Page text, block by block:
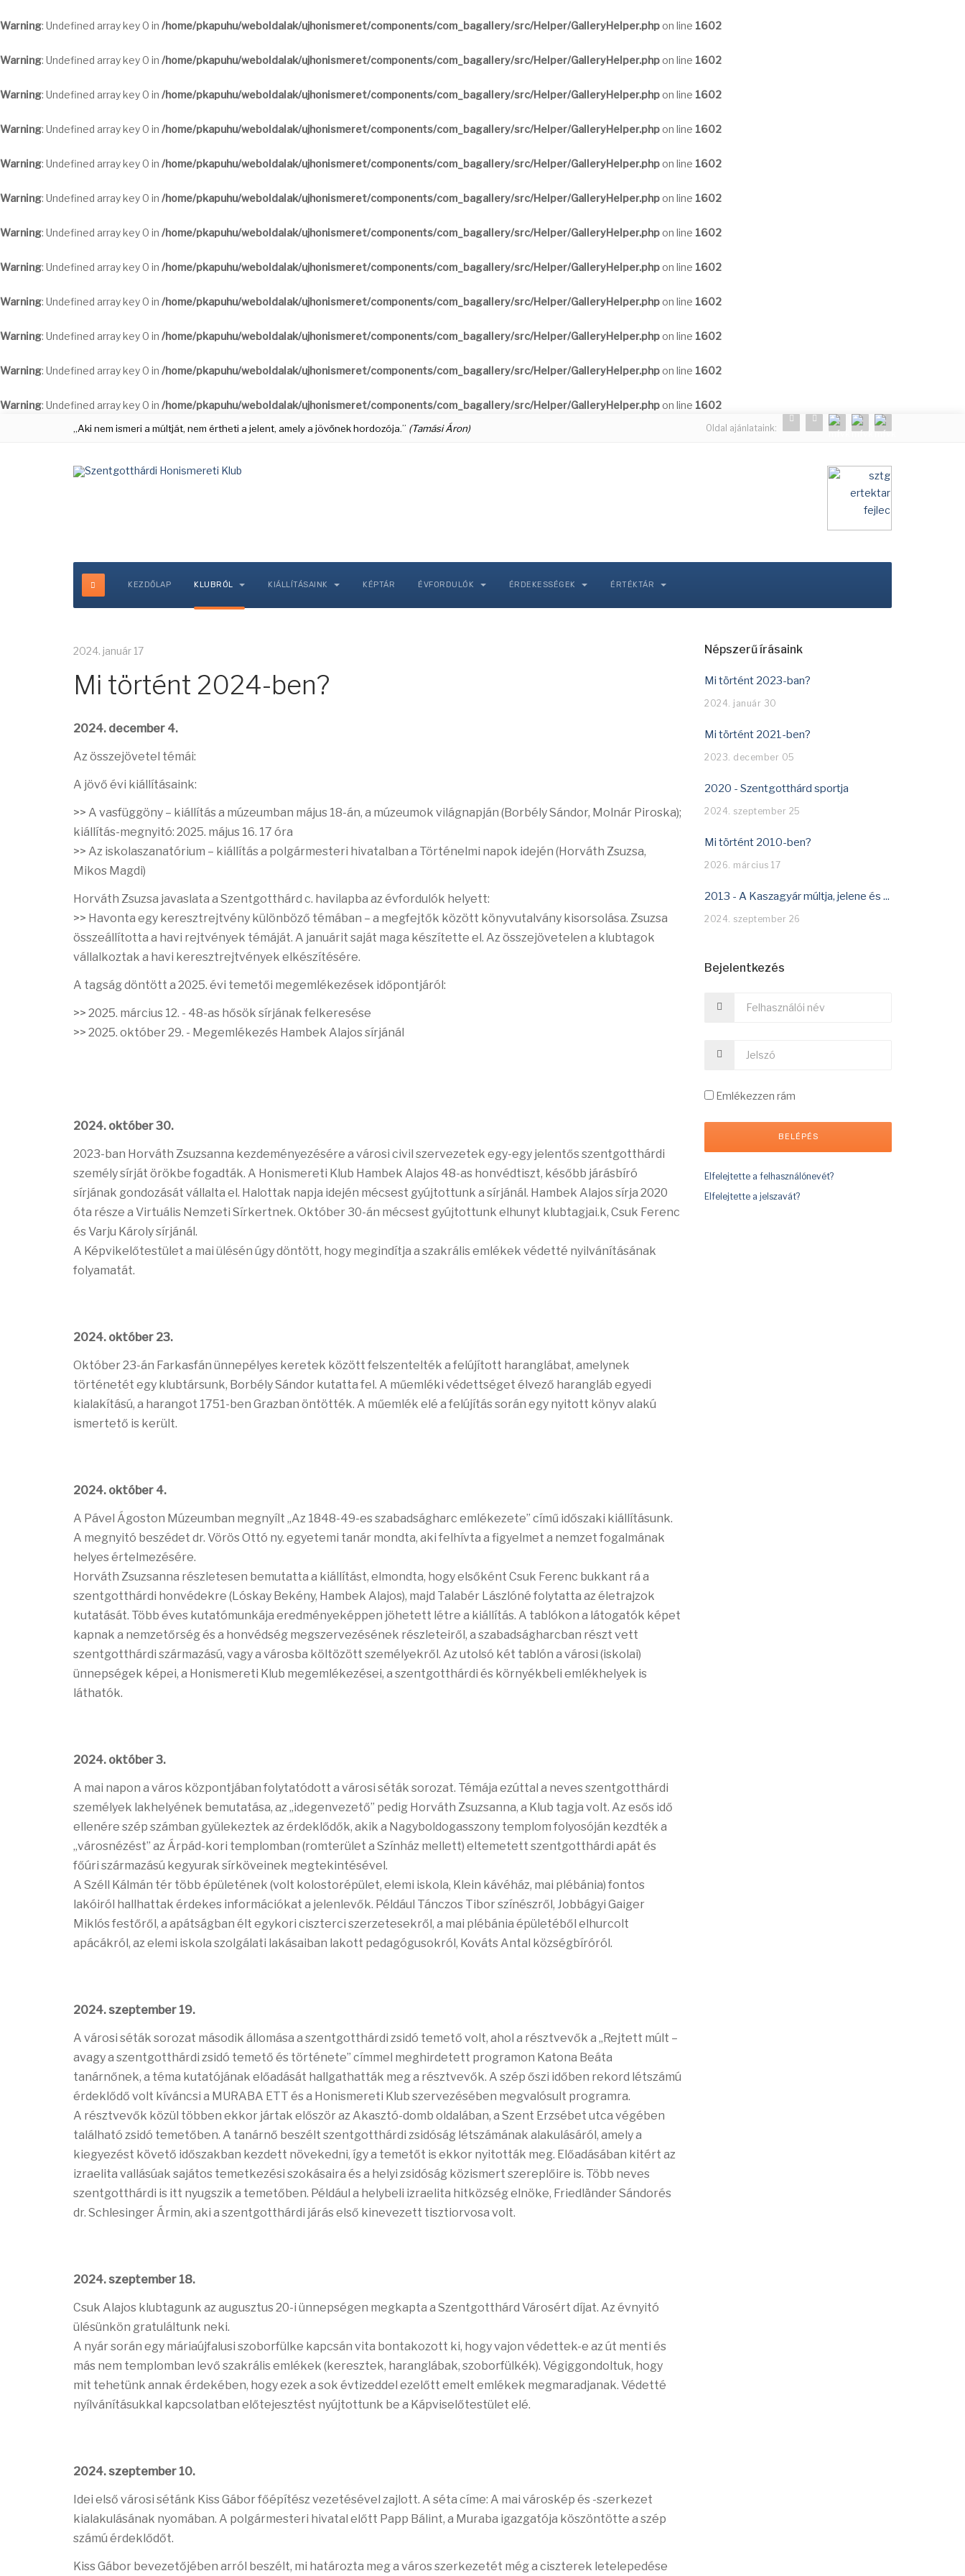
Warning: Undefined array key 0 in /home/pkapuhu/weboldalak/ujhonismeret/components/com_bagallery/src/Helper/GalleryHelper.php on line 1602
Warning: Undefined array key 0 in /home/pkapuhu/weboldalak/ujhonismeret/components/com_bagallery/src/Helper/GalleryHelper.php on line 1602
Warning: Undefined array key 0 in /home/pkapuhu/weboldalak/ujhonismeret/components/com_bagallery/src/Helper/GalleryHelper.php on line 1602
Warning: Undefined array key 0 in /home/pkapuhu/weboldalak/ujhonismeret/components/com_bagallery/src/Helper/GalleryHelper.php on line 1602
Warning: Undefined array key 0 in /home/pkapuhu/weboldalak/ujhonismeret/components/com_bagallery/src/Helper/GalleryHelper.php on line 1602
Warning: Undefined array key 0 in /home/pkapuhu/weboldalak/ujhonismeret/components/com_bagallery/src/Helper/GalleryHelper.php on line 1602
Warning: Undefined array key 0 in /home/pkapuhu/weboldalak/ujhonismeret/components/com_bagallery/src/Helper/GalleryHelper.php on line 1602
Warning: Undefined array key 0 in /home/pkapuhu/weboldalak/ujhonismeret/components/com_bagallery/src/Helper/GalleryHelper.php on line 1602
Warning: Undefined array key 0 in /home/pkapuhu/weboldalak/ujhonismeret/components/com_bagallery/src/Helper/GalleryHelper.php on line 1602
Warning: Undefined array key 0 in /home/pkapuhu/weboldalak/ujhonismeret/components/com_bagallery/src/Helper/GalleryHelper.php on line 1602
Warning: Undefined array key 0 in /home/pkapuhu/weboldalak/ujhonismeret/components/com_bagallery/src/Helper/GalleryHelper.php on line 1602
Warning: Undefined array key 0 in /home/pkapuhu/weboldalak/ujhonismeret/components/com_bagallery/src/Helper/GalleryHelper.php on line 1602
„Aki nem ismeri a múltját, nem értheti a jelent, amely a jövőnek hordozója.” (Tamási Áron) Oldal ajánlataink:
KEZDŐLAP KLUBRÓL KIÁLLÍTÁSAINK KÉPTÁR ÉVFORDULÓK ÉRDEKESSÉGEK ÉRTÉKTÁR
2024. január 17
Mi történt 2024-ben?
2024. december 4.
Az összejövetel témái:
A jövő évi kiállításaink:
>> A vasfüggöny – kiállítás a múzeumban május 18-án, a múzeumok világnapján (Borbély Sándor, Molnár Piroska);
kiállítás-megnyitó: 2025. május 16. 17 óra
>> Az iskolaszanatórium – kiállítás a polgármesteri hivatalban a Történelmi napok idején (Horváth Zsuzsa,
Mikos Magdi)
Horváth Zsuzsa javaslata a Szentgotthárd c. havilapba az évfordulók helyett:
>> Havonta egy keresztrejtvény különböző témában – a megfejtők között könyvutalvány kisorsolása. Zsuzsa
összeállította a havi rejtvények témáját. A januárit saját maga készítette el. Az összejövetelen a klubtagok
vállalkoztak a havi keresztrejtvények elkészítésére.
A tagság döntött a 2025. évi temetői megemlékezések időpontjáról:
>> 2025. március 12. - 48-as hősök sírjának felkeresése
>> 2025. október 29. - Megemlékezés Hambek Alajos sírjánál
2024. október 30.
2023-ban Horváth Zsuzsanna kezdeményezésére a városi civil szervezetek egy-egy jelentős szentgotthárdi
személy sírját örökbe fogadták. A Honismereti Klub Hambek Alajos 48-as honvédtiszt, később járásbíró
sírjának gondozását vállalta el. Halottak napja idején mécsest gyújtottunk a sírjánál. Hambek Alajos sírja 2020
óta része a Virtuális Nemzeti Sírkertnek. Október 30-án mécsest gyújtottunk elhunyt klubtagjai.k, Csuk Ferenc
és Varju Károly sírjánál.
A Képvikelőtestület a mai ülésén úgy döntött, hogy megindítja a szakrális emlékek védetté nyilvánításának
folyamatát.
2024. október 23.
Október 23-án Farkasfán ünnepélyes keretek között felszentelték a felújított haranglábat, amelynek
történetét egy klubtársunk, Borbély Sándor kutatta fel. A műemléki védettséget élvező harangláb egyedi
kialakítású, a harangot 1751-ben Grazban öntötték. A műemlék elé a felújítás során egy nyitott könyv alakú
ismertető is került.
2024. október 4.
A Pável Ágoston Múzeumban megnyílt „Az 1848-49-es szabadságharc emlékezete” című időszaki kiállításunk.
A megnyitó beszédet dr. Vörös Ottó ny. egyetemi tanár mondta, aki felhívta a figyelmet a nemzet fogalmának
helyes értelmezésére.
Horváth Zsuzsanna részletesen bemutatta a kiállítást, elmondta, hogy elsőként Csuk Ferenc bukkant rá a
szentgotthárdi honvédekre (Lóskay Bekény, Hambek Alajos), majd Talabér Lászlóné folytatta az életrajzok
kutatását. Több éves kutatómunkája eredményeképpen jöhetett létre a kiállítás. A tablókon a látogatók képet
kapnak a nemzetőrség és a honvédség megszervezésének részleteiről, a szabadságharcban részt vett
szentgotthárdi származású, vagy a városba költözött személyekről. Az utolsó két tablón a városi (iskolai)
ünnepségek képei, a Honismereti Klub megemlékezései, a szentgotthárdi és környékbeli emlékhelyek is
láthatók.
2024. október 3.
A mai napon a város központjában folytatódott a városi séták sorozat. Témája ezúttal a neves szentgotthárdi
személyek lakhelyének bemutatása, az „idegenvezető” pedig Horváth Zsuzsanna, a Klub tagja volt. Az esős idő
ellenére szép számban gyülekeztek az érdeklődők, akik a Nagyboldogasszony templom folyosóján kezdték a
„városnézést” az Árpád-kori templomban (romterület a Színház mellett) eltemetett szentgotthárdi apát és
főúri származású kegyurak sírköveinek megtekintésével.
A Széll Kálmán tér több épületének (volt kolostorépület, elemi iskola, Klein kávéház, mai plébánia) fontos
lakóiról hallhattak érdekes információkat a jelenlevők. Például Tánczos Tibor színészről, Jobbágyi Gaiger
Miklós festőről, a apátságban élt egykori ciszterci szerzetesekről, a mai plébánia épületéből elhurcolt
apácákról, az elemi iskola szolgálati lakásaiban lakott pedagógusokról, Kováts Antal községbíróról.
2024. szeptember 19.
A városi séták sorozat második állomása a szentgotthárdi zsidó temető volt, ahol a résztvevők a „Rejtett múlt –
avagy a szentgotthárdi zsidó temető és története” címmel meghirdetett programon Katona Beáta
tanárnőnek, a téma kutatójának előadását hallgathatták meg a résztvevők. A szép őszi időben rekord létszámú
érdeklődő volt kíváncsi a MURABA ETT és a Honismereti Klub szervezésében megvalósult programra.
A résztvevők közül többen ekkor jártak először az Akasztó-domb oldalában, a Szent Erzsébet utca végében
található zsidó temetőben. A tanárnő beszélt szentgotthárdi zsidóság létszámának alakulásáról, amely a
kiegyezést követő időszakban kezdett növekedni, így a temetőt is ekkor nyitották meg. Előadásában kitért az
izraelita vallásúak sajátos temetkezési szokásaira és a helyi zsidóság közismert szereplőire is. Több neves
szentgotthárdi is itt nyugszik a temetőben. Például a helybeli izraelita hitközség elnöke, Friedländer Sándorés
dr. Schlesinger Ármin, aki a szentgotthárdi járás első kinevezett tisztiorvosa volt.
2024. szeptember 18.
Csuk Alajos klubtagunk az augusztus 20-i ünnepségen megkapta a Szentgotthárd Városért díjat. Az évnyitó
ülésünkön gratuláltunk neki.
A nyár során egy máriaújfalusi szoborfülke kapcsán vita bontakozott ki, hogy vajon védettek-e az út menti és
más nem templomban levő szakrális emlékek (keresztek, haranglábak, szoborfülkék). Végiggondoltuk, hogy
mit tehetünk annak érdekében, hogy ezek a sok évtizeddel ezelőtt emelt emlékek megmaradjanak. Védetté
nyílvánításukkal kapcsolatban előtejesztést nyújtottunk be a Kápviselőtestület elé.
2024. szeptember 10.
Idei első városi sétánk Kiss Gábor főépítész vezetésével zajlott. A séta címe: A mai városkép és -szerkezet
kialakulásának nyomában. A polgármesteri hivatal előtt Papp Bálint, a Muraba igazgatója köszöntötte a szép
számú érdeklődőt.
Kiss Gábor bevezetőjében arról beszélt, mi határozta meg a város szerkezetét még a ciszterek letelepedése
Népszerű írásaink
Mi történt 2023-ban?
2024. január 30
Mi történt 2021-ben?
2023. december 05
2020 - Szentgotthárd sportja
2024. szeptember 25
Mi történt 2010-ben?
2026. március 17
2013 - A Kaszagyár múltja, jelene és ...
2024. szeptember 26
Bejelentkezés
Emlékezzen rám
Elfelejtette a felhasználónevét?
Elfelejtette a jelszavát?